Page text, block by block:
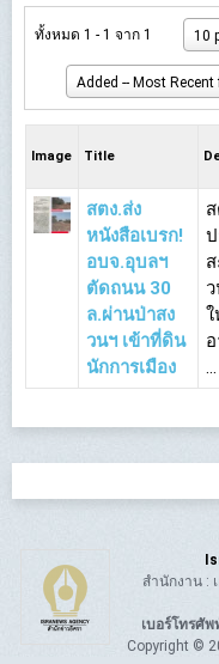
ทั้งหมด 1 - 1 จาก 1 10
Added -- Most Recent
Image Title
สตง.ส่ง
หนังสือเบรก!
อบจ.อุบลฯ
ตัดถนน 30
ล.ผ่านป่าสง
วนฯ เข้าที่ดิน
นักการเมือง
...
สำนักงาน :
เบอร์โทรศัพ
Copyright ©